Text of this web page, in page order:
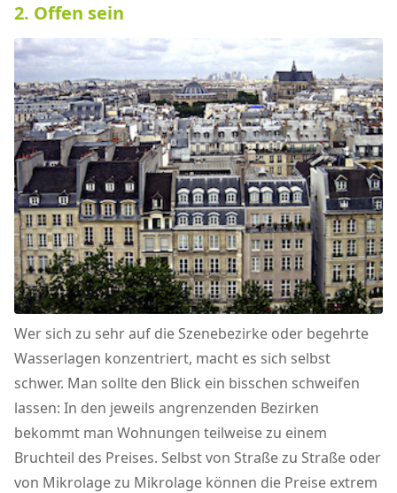
2. Offen sein
Wer sich zu sehr auf die Szenebezirke oder begehrte
Wasserlagen konzentriert, macht es sich selbst
schwer. Man sollte den Blick ein bisschen schweifen
lassen: In den jeweils angrenzenden Bezirken
bekommt man Wohnungen teilweise zu einem
Bruchteil des Preises. Selbst von Straße zu Straße oder
von Mikrolage zu Mikrolage können die Preise extrem